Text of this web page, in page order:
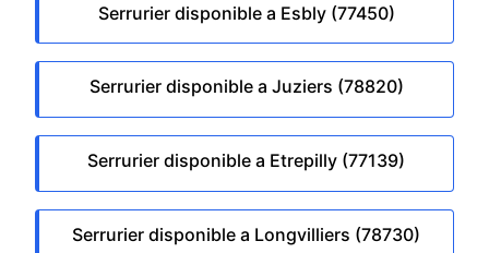
Serrurier disponible a Esbly (77450)
Serrurier disponible a Juziers (78820)
Serrurier disponible a Etrepilly (77139)
Serrurier disponible a Longvilliers (78730)